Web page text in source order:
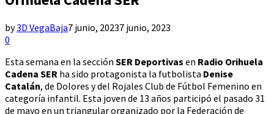
by3D VegaBaja7 junio, 20237 junio, 2023
0
Esta semana en la sección SER Deportivas en Radio Orihuela
Cadena SER ha sido protagonista la futbolista Denise
Catalán, de Dolores y del Rojales Club de Fútbol Femenino en
categoría infantil. Esta joven de 13 años participó el pasado 31
de mayo en un triangular organizado por la Federación de